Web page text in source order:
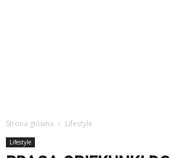
Strona główna Lifestyle
Lifestyle